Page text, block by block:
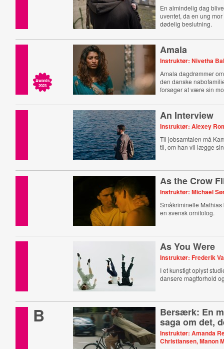
En almindelig dag
uventet, da en ung
dødelig beslutning.
Awards
2023
Amala
Instruktør: Nivetha
Amala dagdrømmer
den danske
forsøger at være sin
An Interview
Instruktør: Alexey
Til jobsamtalen må
til, om han vil lægge
As the Crow
Instruktør: Michael
Småkriminelle
en svensk ornitolog.
As You Were
Instruktør: Frederik
I et kunstigt oplyst
dansere magtforhold
B Bersærk: En
saga om det,
Instruktør: Amanda
Christiansen, Manon